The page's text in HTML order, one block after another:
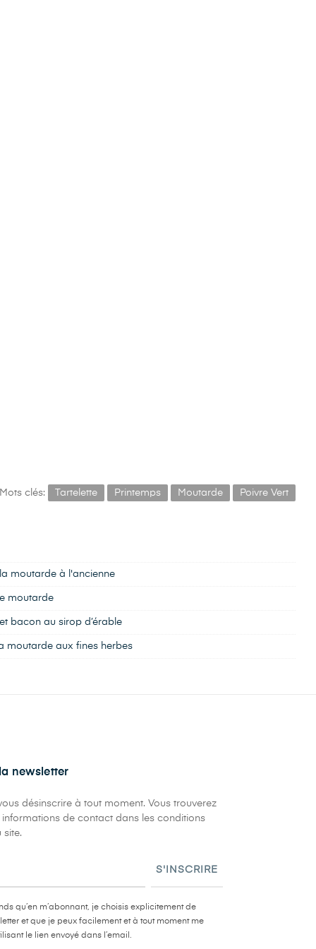
Mots clés: Tartelette Printemps Moutarde Poivre Vert
moutarde à l'ancienne
moutarde
bacon au sirop d’érable
moutarde aux fines herbes
newsletter
désinscrire à tout moment. Vous trouverez
de contact dans les conditions
site.
S'INSCRIRE
qu’en m’abonnant, je choisis explicitement de
et que je peux facilement et à tout moment me
le lien envoyé dans l’email.